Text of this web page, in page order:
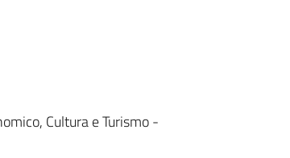
Cultura e Turismo -